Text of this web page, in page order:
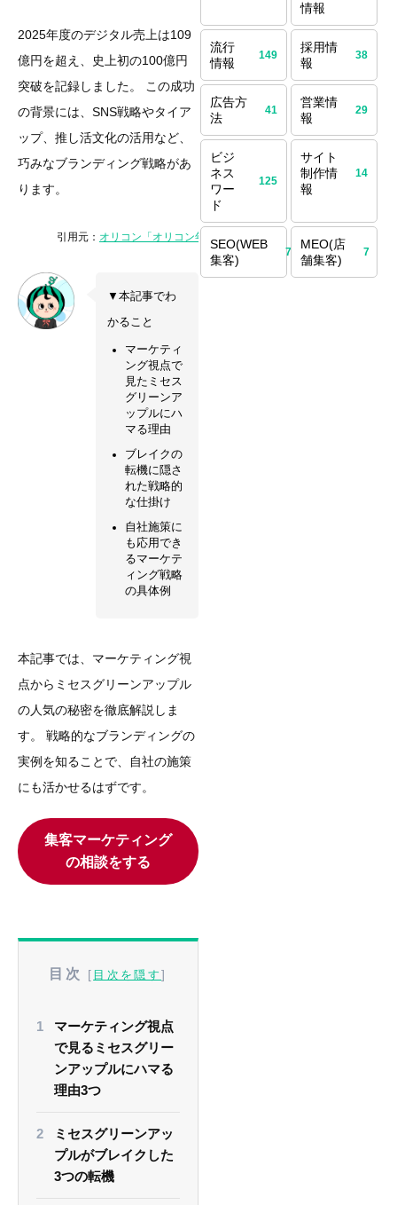
2025年度のデジタル売上は109
億円を超え、史上初の100億円
突破を記録しました。 この成功
の背景には、SNS戦略やタイア
ップ、推し活文化の活用など、
巧みなブランディング戦略があ
ります。
引用元： オリコン「オリコン年間ランキング 2025」
▼本記事でわ
かること
マーケティ
ング視点で
見たミセス
グリーンア
ップルにハ
マる理由
ブレイクの
転機に隠さ
れた戦略的
な仕掛け
自社施策に
も応用でき
るマーケテ
ィング戦略
の具体例
本記事では、マーケティング視
点からミセスグリーンアップル
の人気の秘密を徹底解説しま
す。 戦略的なブランディングの
実例を知ることで、自社の施策
にも活かせるはずです。
集客マーケティング
の相談をする
目次 [ 目次を隠す]
マーケティング視点
で見るミセスグリー
ンアップルにハマる
理由3つ
ミセスグリーンアッ
プルがブレイクした
3つの転機
情報
流行
情報
149
採用情
報
38
広告方
法
41
営業情
報
29
ビジ
ネス
ワー
ド
125
サイト
制作情
報
14
SEO(WEB
集客)
70
MEO(店
舗集客)
7